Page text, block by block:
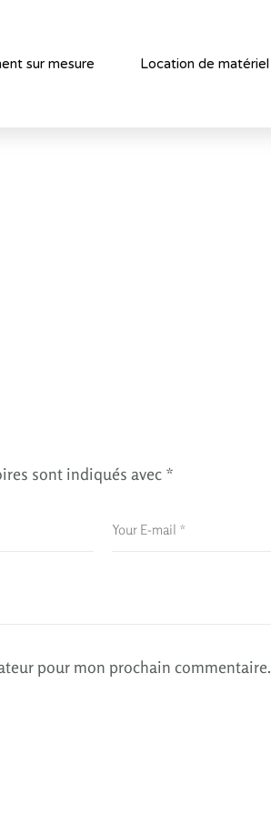
sur mesure Location de matériel
sont indiqués avec *
pour mon prochain commentaire.